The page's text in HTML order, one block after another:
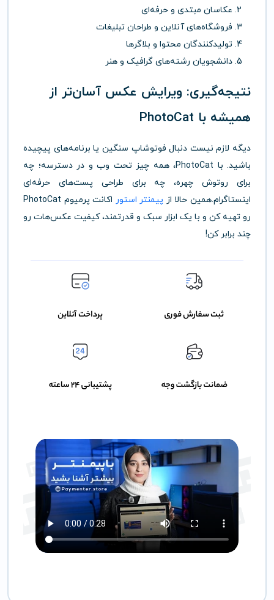
عکاسان مبتدی و حرفه‌ای
فروشگاه‌های آنلاین و طراحان تبلیغات
تولیدکنندگان محتوا و بلاگرها
دانشجویان رشته‌های گرافیک و هنر
نتیجه‌گیری: ویرایش عکس آسان‌تر از
همیشه با PhotoCat
دیگه لازم نیست دنبال فوتوشاپ سنگین یا برنامه‌های پیچیده
باشید. با PhotoCat، همه چیز تحت وب و در دسترسه؛ چه
برای روتوش چهره، چه برای طراحی پست‌های حرفه‌ای
اینستاگرام.همین حالا از پیمنتر استور
اکانت پرمیوم PhotoCat
رو تهیه کن و با یک ابزار سبک و قدرتمند، کیفیت عکس‌هات رو
چند برابر کن!